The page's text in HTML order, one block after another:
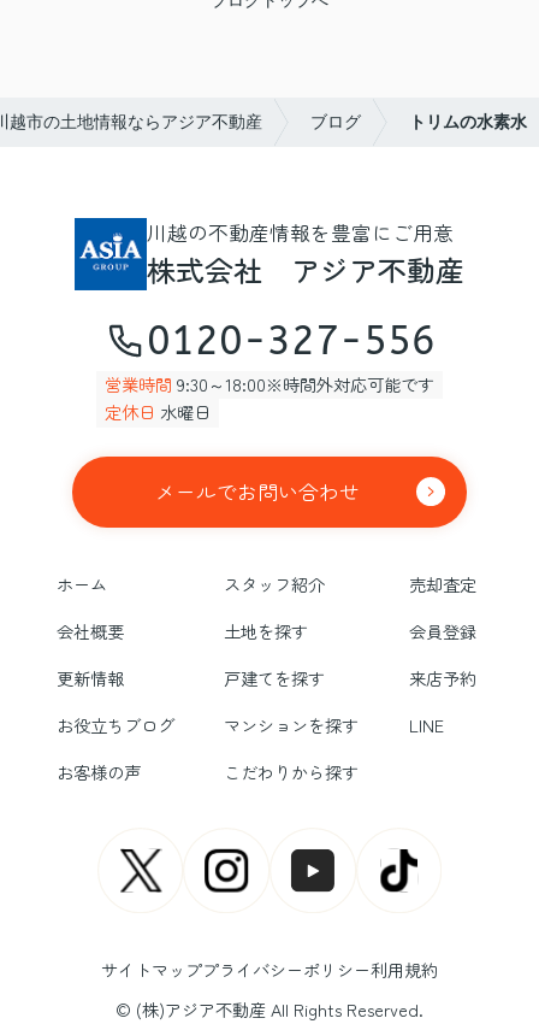
越市の土地情報ならアジア不動産 ブログ トリムの水素水
川越の不動産情報を豊富にご用意
株式会社 アジア不動産
0120-327-556
営業時間 9:30～18:00※時間外対応可能です
定休日 水曜日
メールでお問い合わせ
ホーム スタッフ紹介
売却査定
会社概要
土地を探す
会員登録
更新情報
戸建てを探す
来店予約
お役立ちブログ
マンションを探す
LINE
お客様の声
こだわりから探す
サイトマッププライバシーポリシー利用規約
© (株)アジア不動産 All Rights Reserved.